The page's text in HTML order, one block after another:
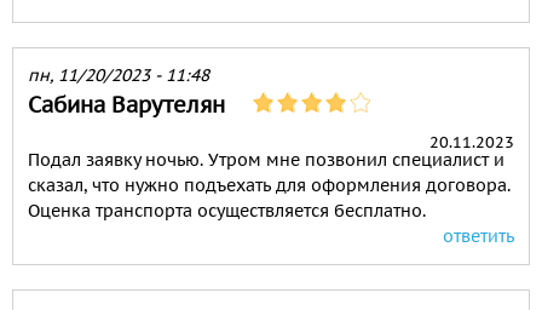
пн, 11/20/2023 - 11:48
Сабина Варутелян
20.11.2023
Подал заявку ночью. Утром мне позвонил специалист и
сказал, что нужно подъехать для оформления договора.
Оценка транспорта осуществляется бесплатно.
ответить